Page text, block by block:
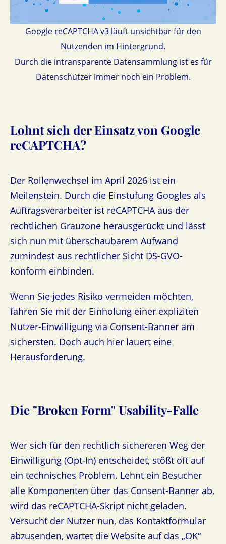
Google reCAPTCHA v3 läuft unsichtbar für den
Nutzenden im Hintergrund.
Durch die intransparente Datensammlung ist es für
Datenschützer immer noch ein Problem.
Lohnt sich der Einsatz von Google
reCAPTCHA?
Der Rollenwechsel im April 2026 ist ein
Meilenstein. Durch die Einstufung Googles als
Auftragsverarbeiter ist reCAPTCHA aus der
rechtlichen Grauzone herausgerückt und lässt
sich nun mit überschaubarem Aufwand
zumindest aus rechtlicher Sicht DS-GVO-
konform einbinden.
Wenn Sie jedes Risiko vermeiden möchten,
fahren Sie mit der Einholung einer expliziten
Nutzer-Einwilligung via Consent-Banner am
sichersten. Doch auch hier lauert eine
Herausforderung.
Die "Broken Form" Usability-Falle
Wer sich für den rechtlich sichereren Weg der
Einwilligung (Opt-In) entscheidet, stößt oft auf
ein technisches Problem. Lehnt ein Besucher
alle Komponenten über das Consent-Banner ab,
wird das reCAPTCHA-Skript nicht geladen.
Versucht der Nutzer nun, das Kontaktformular
abzusenden, wartet die Website auf das „OK“